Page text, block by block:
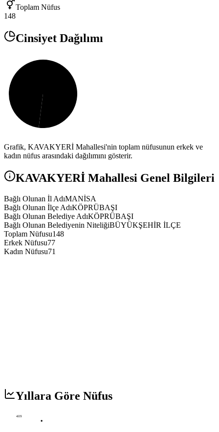
Toplam Nüfus
148
Cinsiyet Dağılımı
Grafik, KAVAKYERİ Mahallesi'nin toplam nüfusunun erkek ve
kadın nüfus arasındaki dağılımını gösterir.
KAVAKYERİ Mahallesi Genel Bilgileri
Bağlı Olunan İl AdıMANİSA
Bağlı Olunan İlçe AdıKÖPRÜBAŞI
Bağlı Olunan Belediye AdıKÖPRÜBAŞI
Bağlı Olunan Belediyenin NiteliğiBÜYÜKŞEHİR İLÇE
Toplam Nüfusu148
Erkek Nüfusu77
Kadın Nüfusu71
Yıllara Göre Nüfus
409